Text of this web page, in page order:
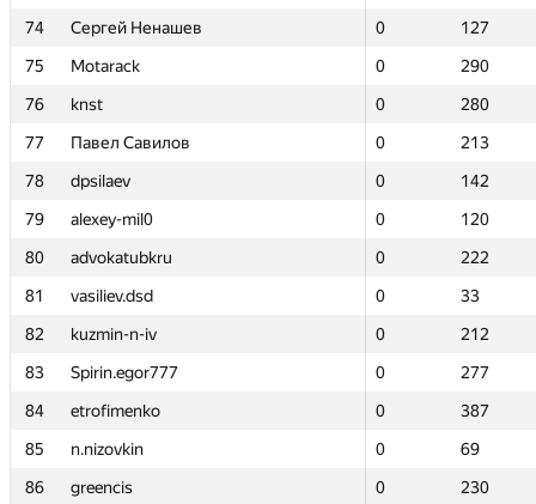
74
Сергей Ненашев 0
127
75
Motarack 0
290
76
knst 0
280
77
Павел Савилов 0
213
78
dpsilaev 0
142
79
alexey-mil0 0
120
80
advokatubkru 0
222
81
vasiliev.dsd 0
33
82
kuzmin-n-iv 0
212
83
Spirin.egor777 0
277
84
etrofimenko 0
387
85
n.nizovkin 0
69
86
greencis 0
230
74
Сергей Ненашев 0
127
75
Motarack 0
290
76
knst 0
280
77
Павел Савилов 0
213
78
dpsilaev 0
142
79
alexey-mil0 0
120
80
advokatubkru 0
222
81
vasiliev.dsd 0
33
82
kuzmin-n-iv 0
212
83
Spirin.egor777 0
277
84
etrofimenko 0
387
85
n.nizovkin 0
69
86
greencis 0
230